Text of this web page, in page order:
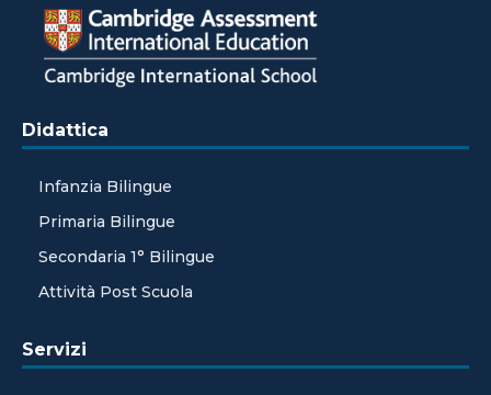
Didattica
Infanzia Bilingue
Primaria Bilingue
Secondaria 1° Bilingue
Attività Post Scuola
Servizi